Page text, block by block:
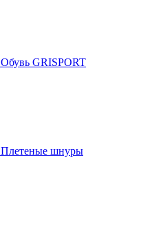
Обувь GRISPORT
Плетеные шнуры